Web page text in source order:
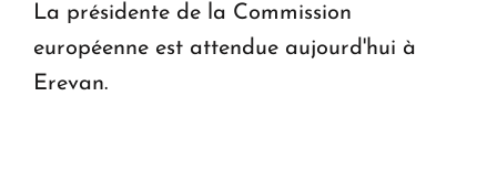
La présidente de la Commission
européenne est attendue aujourd'hui à
Erevan.